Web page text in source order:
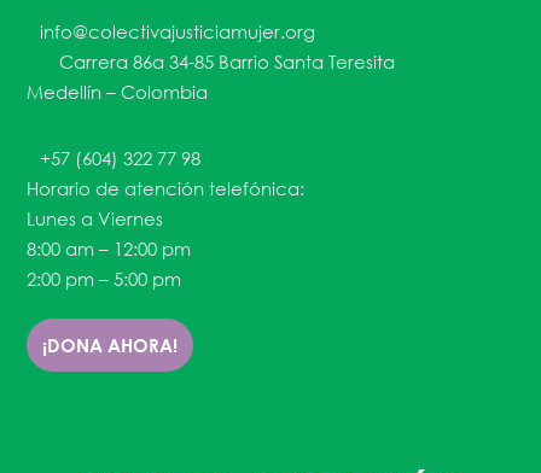
info@colectivajusticiamujer.org
Carrera 86a 34-85 Barrio Santa Teresita
Medellín – Colombia
+57 (604) 322 77 98
Horario de atención telefónica:
Lunes a Viernes
8:00 am – 12:00 pm
2:00 pm – 5:00 pm
¡DONA AHORA!